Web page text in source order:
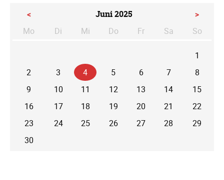
< Juni 2025
>
Mo
Di enstag
Mi ttwoch
Do nnerstag
Fr Sa mstagSo
1
2
3 4 5 6 7
8
9
10 11 12 13 14
15
16
17 18 19 20 21
22
23
24 25 26 27 28
29
30